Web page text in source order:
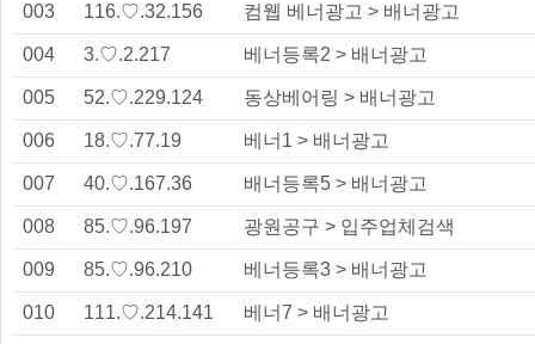
003 116.♡.32.156 컴웹 베너광고 > 배너광고
004 3.♡.2.217 베너등록2 > 배너광고
005 52.♡.229.124 동상베어링 > 배너광고
006 18.♡.77.19 베너1 > 배너광고
007 40.♡.167.36 배너등록5 > 배너광고
008 85.♡.96.197 광원공구 > 입주업체검색
009 85.♡.96.210 베너등록3 > 배너광고
010 111.♡.214.141 베너7 > 배너광고